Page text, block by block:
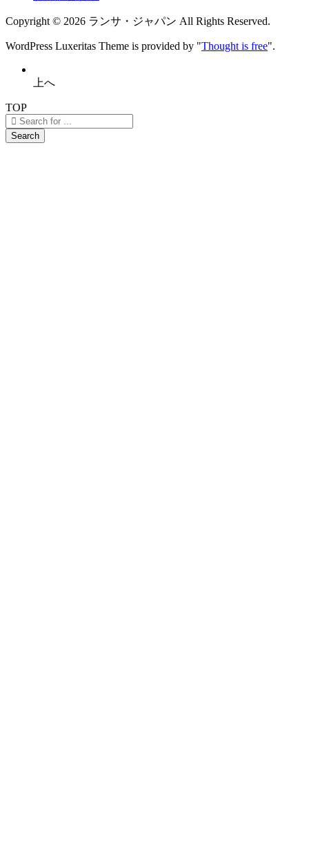
Copyright © 2026 ランサ・ジャパン All Rights Reserved.
WordPress Luxeritas Theme is provided by "Thought is free".
上へ
TOP